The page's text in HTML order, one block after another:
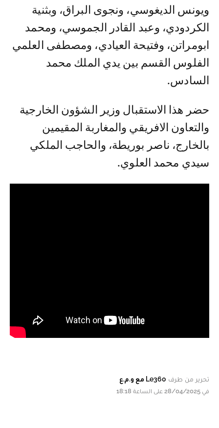
ويونس الديغوسي، ونجوى البراق، وبثنية
الكردودي، وعبد القادر الجموسي، ومحمد
ابومراتن، وفتيحة العيادي، ومصطفى العلمي
الفلوس القسم بين يدي الملك محمد
السادس.
حضر هذا الاستقبال وزير الشؤون الخارجية
والتعاون الافريقي والمغاربة المقيمين
بالخارج، ناصر بوريطة، والحاجب الملكي
سيدي محمد العلوي.
تحرير من طرف Le360 مع و.م.ع
في 28/04/2025 على الساعة 18:18